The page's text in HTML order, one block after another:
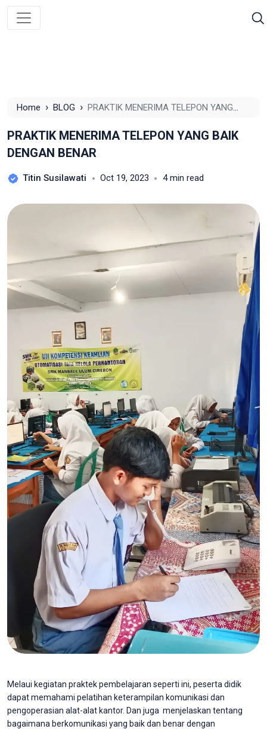
Home › BLOG › PRAKTIK MENERIMA TELEPON YANG
PRAKTIK MENERIMA TELEPON YANG BAIK
DENGAN BENAR
Titin Susilawati Oct 19, 2023 4 min read
Melaui kegiatan praktek pembelajaran seperti ini, peserta didik
dapat memahami pelatihan keterampilan komunikasi dan
pengoperasian alat-alat kantor. Dan juga menjelaskan tentang
bagaimana berkomunikasi yang baik dan benar dengan